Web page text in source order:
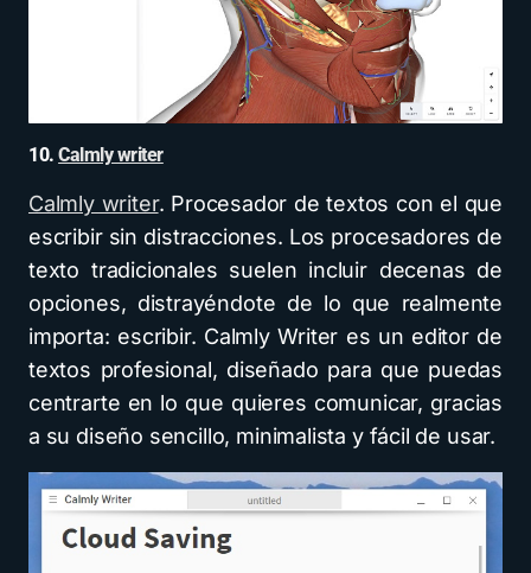
10.Calmly writer
Calmly writer. Procesador de textos con el que
escribir sin distracciones. Los procesadores de
texto tradicionales suelen incluir decenas de
opciones, distrayéndote de lo que realmente
importa: escribir. Calmly Writer es un editor de
textos profesional, diseñado para que puedas
centrarte en lo que quieres comunicar, gracias
a su diseño sencillo, minimalista y fácil de usar.